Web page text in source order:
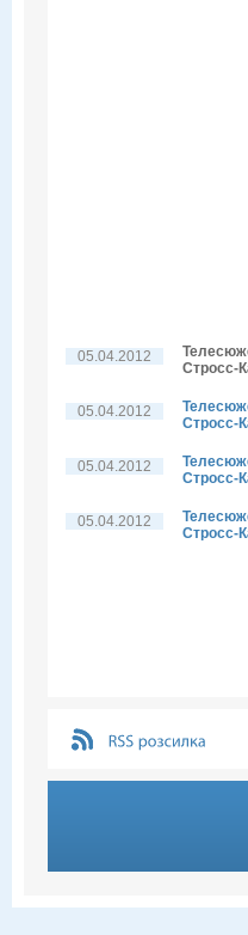
05.04.2012
Стросс-
05.04.2012
Стросс-
05.04.2012
Стросс-
05.04.2012
Стросс-